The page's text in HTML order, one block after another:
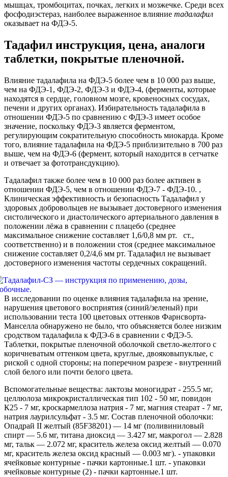
мышцах, тромбоцитах, почках, легких и мозжечке. Среди всех
фосфодиэстераз, наиболее выраженное влияние тадалафил
оказывает на ФДЭ-5.
Тадафил инструкция, цена, аналоги
таблетки, покрытые пленочной.
Влияние тадалафила на ФДЭ-5 более чем в 10 000 раз выше,
чем на ФДЭ-1, ФДЭ-2, ФДЭ-3 и ФДЭ-4, (ферменты, которые
находятся в сердце, головном мозге, кровеносных сосудах,
печени и других органах). Избирательность тадалафила в
отношении ФДЭ-5 по сравнению с ФДЭ-3 имеет особое
значение, поскольку ФДЭ-3 является ферментом,
регулирующим сократительную способность миокарда. Кроме
того, влияние тадалафила на ФДЭ-5 приблизительно в 700 раз
выше, чем на ФДЭ-6 (фермент, который находится в сетчатке
и отвечает за фототрансдукцию).
Тадалафил также более чем в 10 000 раз более активен в
отношении ФДЭ-5, чем в отношении ФДЭ-7 - ФДЭ-10. ,
Клиническая эффективность и безопасность Тадалафил у
здоровых добровольцев не вызывает достоверного изменения
систолического и диастолического артериального давления в
положении лёжа в сравнении с плацебо (среднее
максимальное снижение составляет 1,6/0,8 мм рт. ст.,
соответственно) и в положении стоя (среднее максимальное
снижение составляет 0,2/4,6 мм рт. Тадалафил не вызывает
достоверного изменения частоты сердечных сокращений.
В исследовании по оценке влияния тадалафила на зрение,
нарушения цветового восприятия (синий/зеленый) при
использовании теста 100 цветовых оттенков Фарнсворта-
Манселла обнаружено не было, что объясняется более низким
сродством тадалафила к ФДЭ-6 в сравнении с ФДЭ-5.
Таблетки, покрытые пленочной оболочкой светло-желтого с
коричневатым оттенком цвета, круглые, двояковыпуклые, с
риской с одной стороны; на поперечном разрезе - внутренний
слой белого или почти белого цвета.
Вспомогательные вещества: лактозы моногидрат - 255.5 мг,
целлюлоза микрокристаллическая тип 102 - 50 мг, повидон
К25 - 7 мг, кроскармеллоза натрия - 7 мг, магния стеарат - 7 мг,
натрия лаурилсульфат - 3.5 мг. Состав пленочной оболочки:
Опадрай II желтый (85F38201) — 14 мг (поливиниловый
спирт — 5.6 мг, титана диоксид — 3.427 мг, макрогол — 2.828
мг, тальк — 2.072 мг, краситель железа оксид желтый — 0.070
мг, краситель железа оксид красный — 0.003 мг). - упаковки
ячейковые контурные - пачки картонные.1 шт. - упаковки
ячейковые контурные (2) - пачки картонные.1 шт.